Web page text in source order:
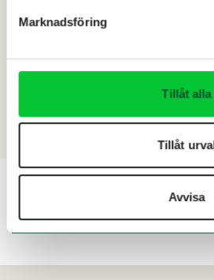
Marknadsföring
Tillåt alla
Tillåt
Avvisa
Fler